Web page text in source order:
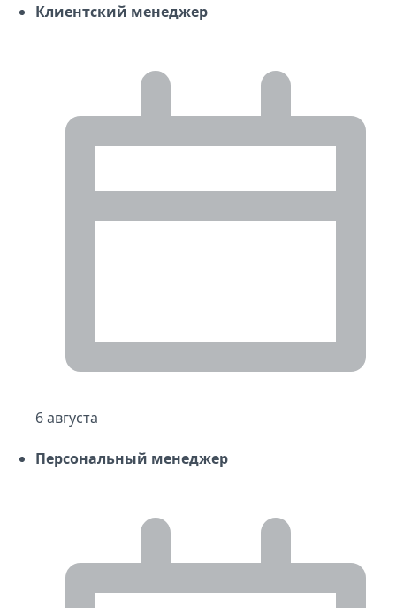
Клиентский менеджер
6 августа
Персональный менеджер